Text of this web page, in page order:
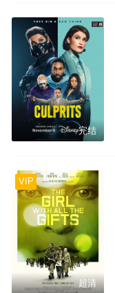
完结
VIP
超清